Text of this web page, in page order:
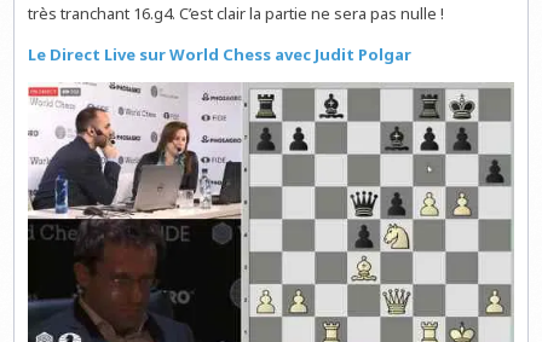
très tranchant 16.g4. C’est clair la partie ne sera pas nulle !
Le Direct Live sur World Chess avec Judit Polgar